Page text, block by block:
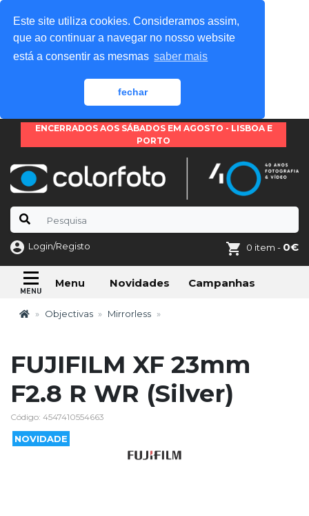
Este site utiliza cookies. Consideramos assim,
que ao continuar a navegar no nosso website
está a consentir as mesmas saber mais
fechar
ENCERRADOS AOS SÁBADOS EM AGOSTO - LISBOA E
PORTO
Login/Registo 0 item - 0€
Menu Novidades Campanhas
Objectivas Mirrorless
FUJIFILM XF 23mm
F2.8 R WR (Silver)
Código: 4547410554663
NOVIDADE